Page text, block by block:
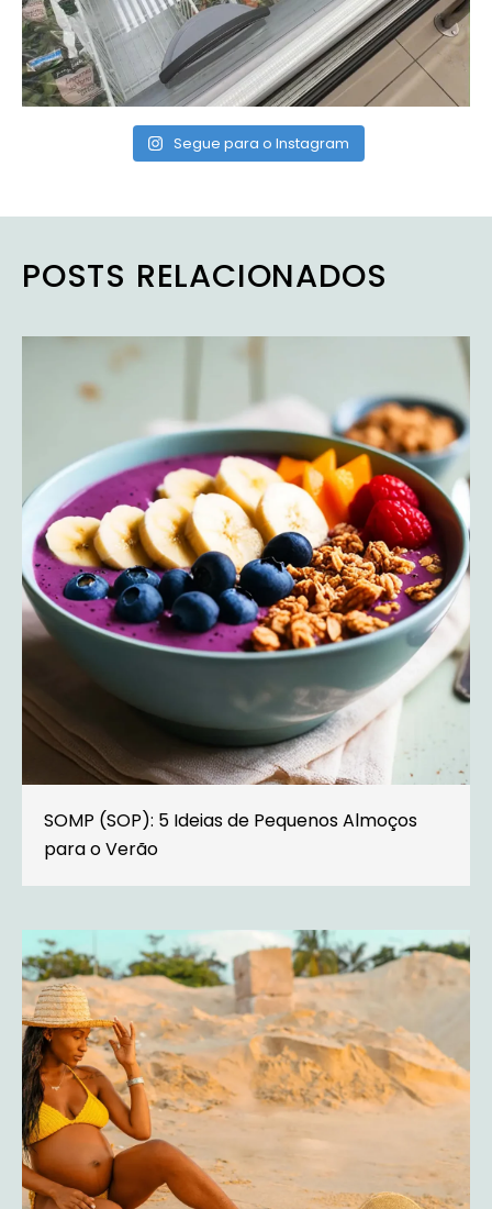
Segue para o Instagram
POSTS RELACIONADOS
SOMP (SOP): 5 Ideias de Pequenos Almoços
para o Verão